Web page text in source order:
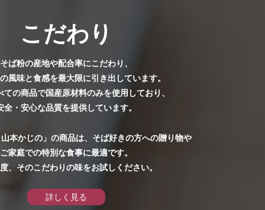
法に基づく表記
せ
こだわり
そば粉の産地や配合率にこだわり、
風味と食感を最大限に引き出しています。
ての商品で国産原材料のみを使用しており、
全・安心な品質を提供しています。
本かじの」の商品は、そば好きの方への贈り物や
ご家庭での特別な食事に最適です。
、そのこだわりの味をお試しください。
詳しく見る